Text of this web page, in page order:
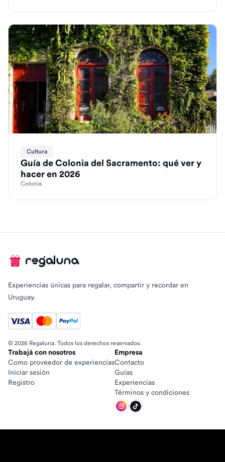
Cultura
Guía de Colonia del Sacramento: qué ver y
hacer en 2026
Colonia
Experiencias únicas para regalar, compartir y recordar en
Uruguay.
© 2026 Regaluna. Todos los derechos reservados.
Empresa
Contacto
Guías
Experiencias
Términos y condiciones
Trabajá con nosotros
Como proveedor de experiencias
Iniciar sesión
Registro